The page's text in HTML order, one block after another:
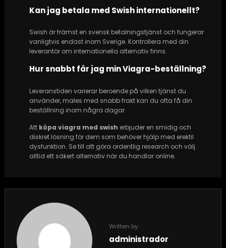
Kan jag betala med Swish internationellt?
Swish är främst en svensk betalningstjänst och fungerar
vanligtvis endast inom Sverige. Kontrollera med din
leverantör om internationella alternativ finns.
Hur snabbt får jag min Viagra-beställning?
Leveranstiden varierar beroende på vilken tjänst du
använder, males med snabb frakt kan du ofta få din
beställning inom några dagar.
Att köpa viagra med swish erbjuder en smidig och
diskret lösning för dem som behöver hjälp med erektil
dysfunktion. Se till att göra ordentlig research och välj
alltid ett säkert alternativ när du handlar online.
Written by:
administrador